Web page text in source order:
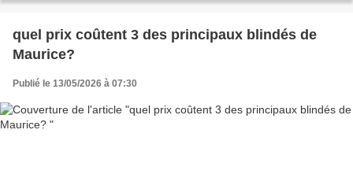
quel prix coûtent 3 des principaux blindés de
Maurice?
Publié le 13/05/2026 à 07:30